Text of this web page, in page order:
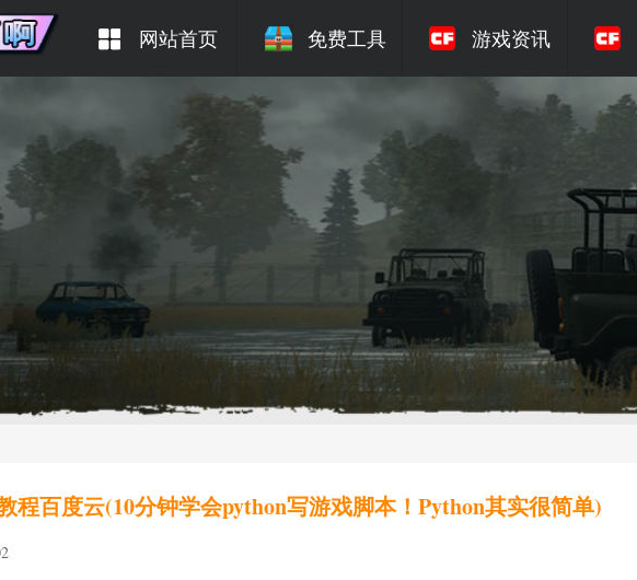
网站首页 免费工具 游戏资讯
程百度云(10分钟学会python写游戏脚本！Python其实很简单)